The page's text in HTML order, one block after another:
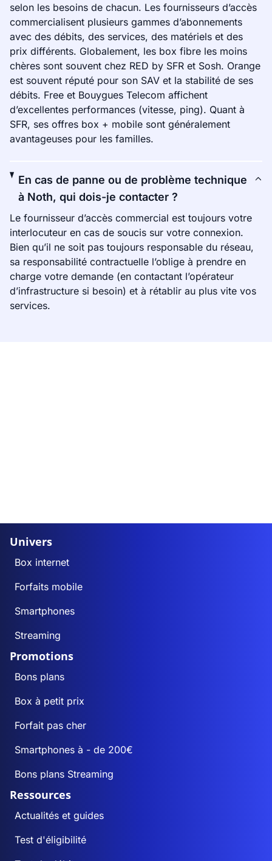
selon les besoins de chacun. Les fournisseurs d’accès
commercialisent plusieurs gammes d’abonnements
avec des débits, des services, des matériels et des
prix différents. Globalement, les box fibre les moins
chères sont souvent chez RED by SFR et Sosh. Orange
est souvent réputé pour son SAV et la stabilité de ses
débits. Free et Bouygues Telecom affichent
d’excellentes performances (vitesse, ping). Quant à
SFR, ses offres box + mobile sont généralement
avantageuses pour les familles.
En cas de panne ou de problème technique
à Noth, qui dois-je contacter ?
Le fournisseur d’accès commercial est toujours votre
interlocuteur en cas de soucis sur votre connexion.
Bien qu’il ne soit pas toujours responsable du réseau,
sa responsabilité contractuelle l’oblige à prendre en
charge votre demande (en contactant l’opérateur
d’infrastructure si besoin) et à rétablir au plus vite vos
services.
Univers
Box internet
Forfaits mobile
Smartphones
Streaming
Promotions
Bons plans
Box à petit prix
Forfait pas cher
Smartphones à - de 200€
Bons plans Streaming
Ressources
Actualités et guides
Test d'éligibilité